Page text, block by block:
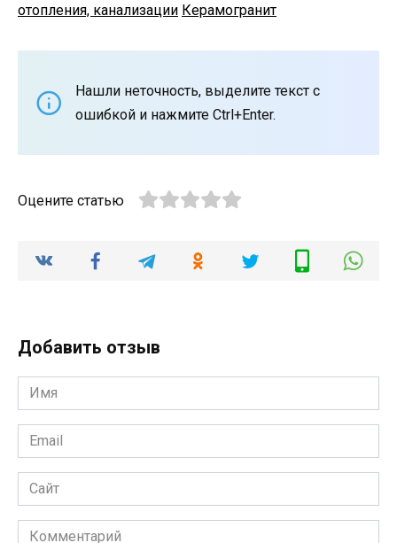
отопления, канализации Керамогранит
Нашли неточность, выделите текст с
ошибкой и нажмите Ctrl+Enter.
Оцените статью
Добавить отзыв
Имя
*
Email
*
Сайт
Комментарий